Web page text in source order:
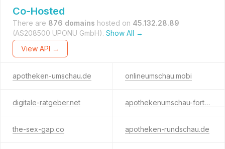
Co-Hosted
There are 876 domains hosted on 45.132.28.89
(AS208500 UPONU GmbH). Show All →
View API →
apotheken-umschau.de onlineumschau.mobi
digitale-ratgeber.net apothekenumschau-forte.com
the-sex-gap.co apotheken-rundschau.de